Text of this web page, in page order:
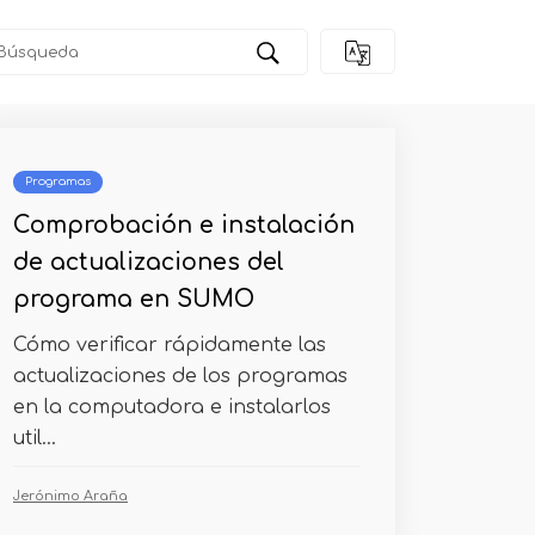
Programas
Comprobación e instalación
de actualizaciones del
programa en SUMO
Cómo verificar rápidamente las
actualizaciones de los programas
en la computadora e instalarlos
util...
Jerónimo Araña